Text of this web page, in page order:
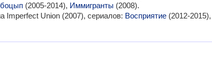
(2005-2014), Иммигранты (2008).
Union (2007), сериалов: Восприятие(2012-2015),